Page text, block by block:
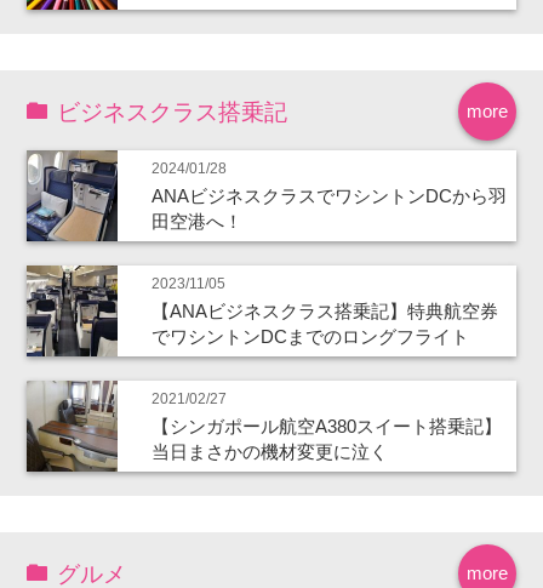
more
ビジネスクラス搭乗記
2024/01/28
ANAビジネスクラスでワシントンDCから羽
田空港へ！
2023/11/05
【ANAビジネスクラス搭乗記】特典航空券
でワシントンDCまでのロングフライト
2021/02/27
【シンガポール航空A380スイート搭乗記】
当日まさかの機材変更に泣く
more
グルメ